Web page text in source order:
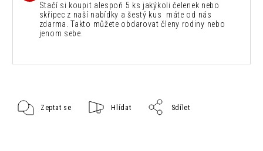
Stačí si koupit alespoň 5 ks jakýkoli čelenek nebo
skřipec z naší nabídky a šestý kus máte od nás
zdarma. Takto můžete obdarovat členy rodiny nebo
jenom sebe.
Zeptat se Hlídat Sdílet